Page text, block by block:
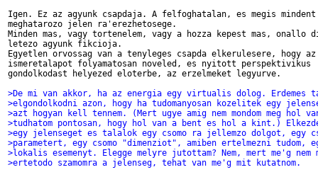
Igen. Ez az agyunk csapdaja. A felfoghatalan, es megis mindent
meghatarozo jelen ra'erezhetosege.
Minden mas, vagy tortenelem, vagy a hozza kepest mas, onallo
letezo agyunk fikcioja.
Egyetlen orvossag van a tenyleges csapda elkerulesere, hogy az
ismeretalapot folyamatosan noveled, es nyitott perspektivikus
gondolkodast helyezed eloterbe, az erzelmeket legyurve.
>De mi van akkor, ha az energia egy virtualis dolog. Erdemes
>elgondolkodni azon, hogy ha tudomanyosan kozelitek egy
>azt hogyan kell tennem. (Mert ugye amig nem mondom meg hol
>tudhatom pontosan, hogy hol van a bent es hol a kint.)
>egy jelenseget es talalok egy csomo ra jellemzo dolgot, egy
>parametert, egy csomo "dimenziot", amiben ertelmezni tudom,
>lokalis esemenyt. Elegge melyre jutottam? Nem, mert me'g nem
>ertetodo szamomra a jelenseg, tehat van me'g mit kutatnom.